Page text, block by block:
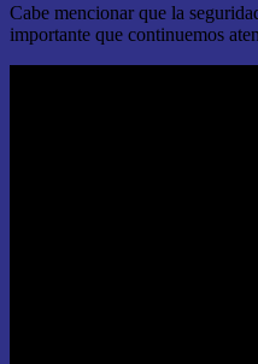
Cabe mencionar que la
importante que continuemos